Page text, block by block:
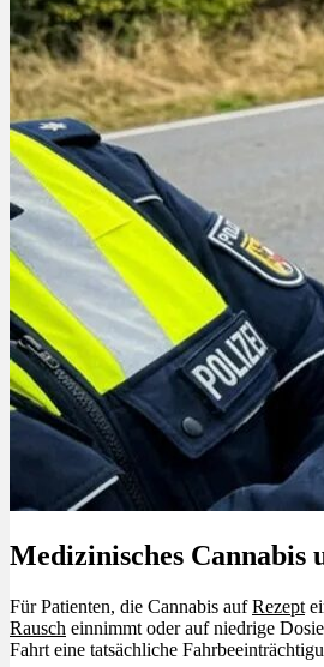
Medizinisches
Für Patienten, die Cannabis aufRezept
Rausch einnimmt oder auf niedrige
Fahrt eine tatsächliche